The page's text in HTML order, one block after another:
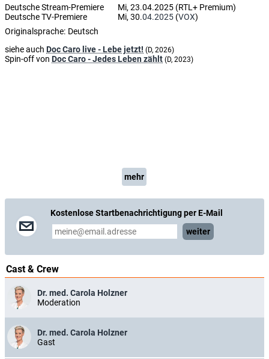
Deutsche Stream-Premiere
Mi, 23.04.2025 (RTL+ Premium)
Deutsche TV-Premiere
Mi, 30.04.2025 (VOX)
Originalsprache: Deutsch
siehe auch Doc Caro live - Lebe jetzt! (D, 2026)
Spin-off von Doc Caro - Jedes Leben zählt (D, 2023)
mehr
Kostenlose Startbenachrichtigung per E-Mail
weiter
Cast & Crew
Dr. med. Carola Holzner
Moderation
Dr. med. Carola Holzner
Gast